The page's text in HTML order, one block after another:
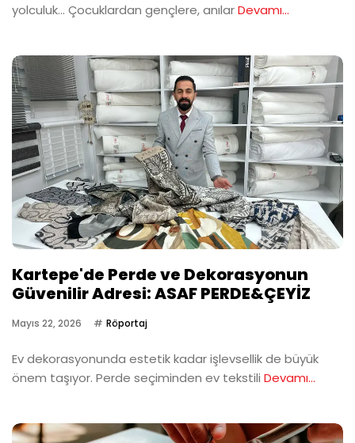
yolculuk… Çocuklardan gençlere, anılarDevamı...
Kartepe'de Perde ve Dekorasyonun
Güvenilir Adresi: ASAF PERDE&ÇEYİZ
Mayıs 22, 2026 Röportaj
Ev dekorasyonunda estetik kadar işlevsellik de büyük
önem taşıyor. Perde seçiminden ev tekstili Devamı...